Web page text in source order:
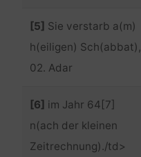
[5] Sie verstarb a(m)
h(eiligen) Sch(abbat),
02. Adar
[6] im Jahr 64[7]
n(ach der kleinen
Zeitrechnung)./td>